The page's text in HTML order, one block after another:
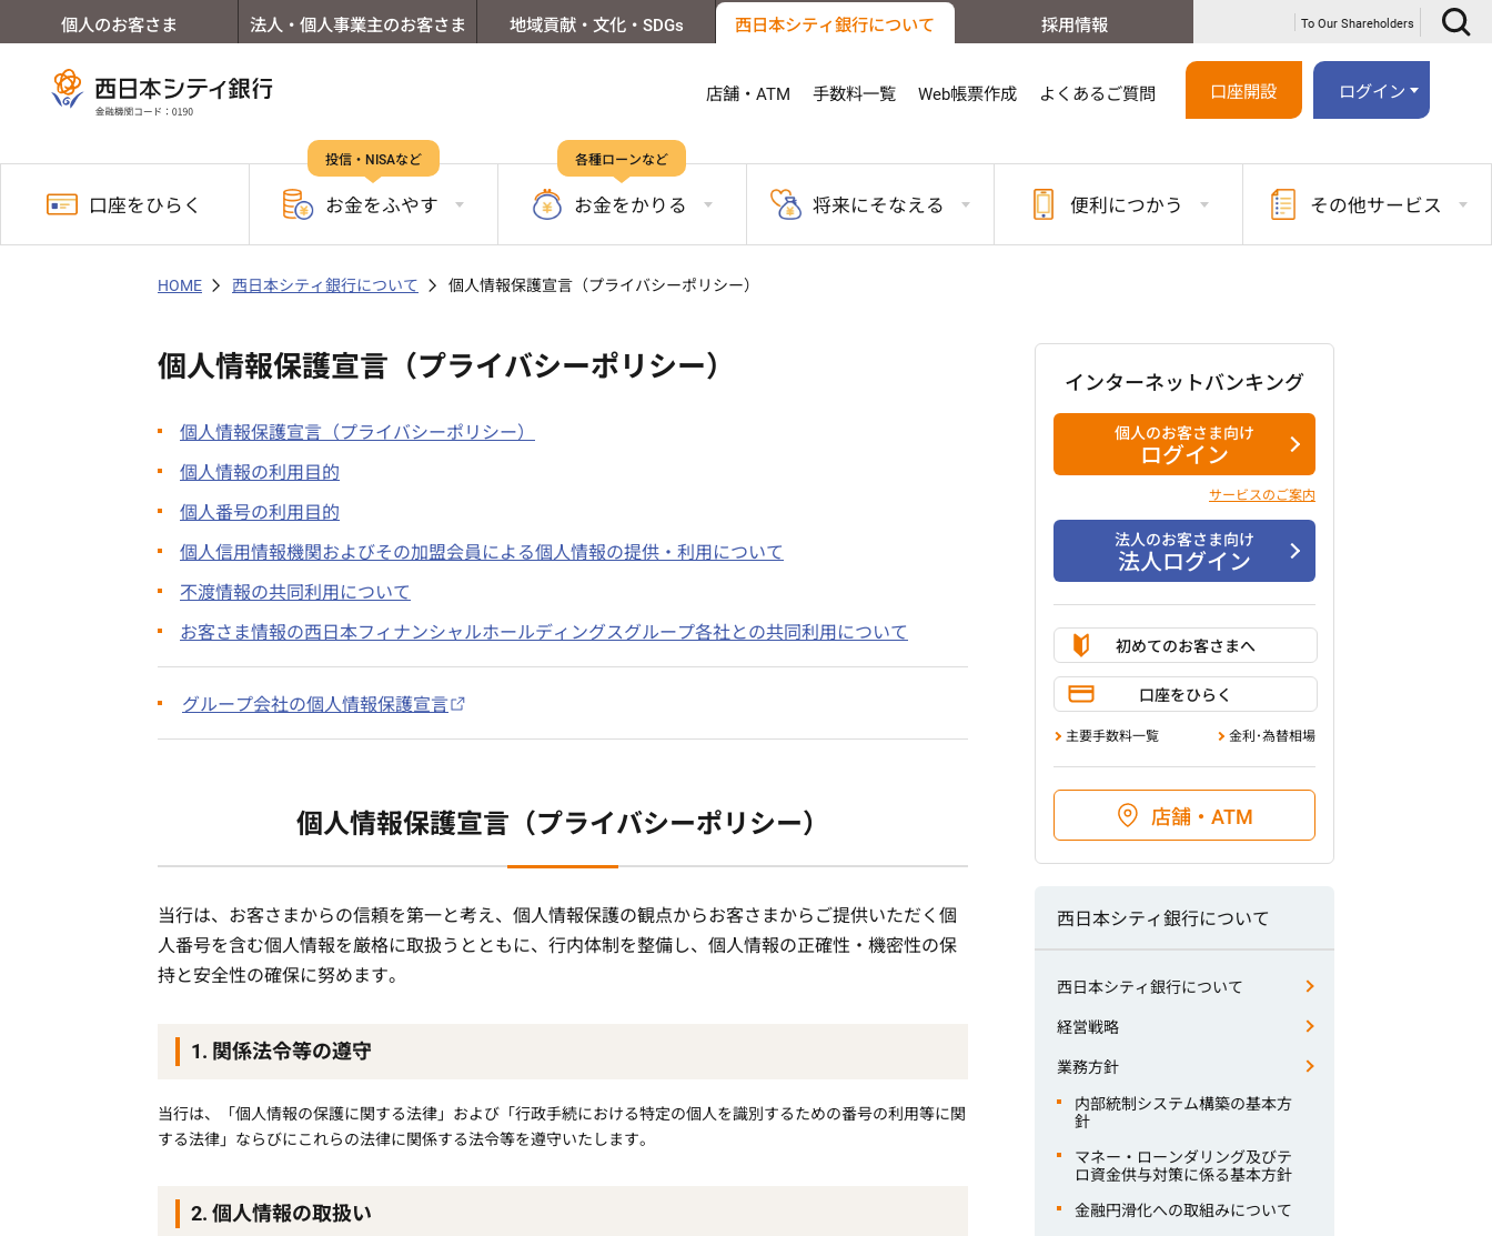
個人のお客さま 法人・個人事業主のお客さま 地域貢献・文化・SDGs 西日本シティ銀行について 採用情報 To Our Shareholders
店舗・ATM 手数料一覧 Web帳票作成 よくあるご質問 口座開設 ログイン
口座を ひらく
投信・NISAなど
お金をふやす
各種ローンなど
お金をかりる 将来にそなえる 便利につかう その他サービス
HOME 西日本シティ銀行について 個人情報保護宣言（プライバシーポリシー）
個人情報保護宣言（プライバシーポリシー）
個人情報保護宣言（プライバシーポリシー）
個人情報の利用目的
個人番号の利用目的
個人信用情報機関およびその加盟会員による個人情報の提供・利用について
不渡情報の共同利用について
お客さま情報の西日本フィナンシャルホールディングスグループ各社との共同利用について
グループ会社の個人情報保護宣言
個人情報保護宣言（プライバシーポリシー）
当行は、お客さまからの信頼を第一と考え、個人情報保護の観点からお客さまからご提供いただく個
人番号を含む個人情報を厳格に取扱うとともに、行内体制を整備し、個人情報の正確性・機密性の保
持と安全性の確保に努めます。
1. 関係法令等の遵守
当行は、「個人情報の保護に関する法律」および「行政手続における特定の個人を識別するための番号の利用等に関
する法律」ならびにこれらの法律に関係する法令等を遵守いたします。
2. 個人情報の取扱い
インターネットバンキング
個人のお客さま向け
ログイン
サービスのご案内
法人のお客さま向け
法人ログイン
初めてのお客さまへ
口座をひらく
主要手数料一覧 金利･為替相場
店舗・ATM
西日本シティ銀行について
西日本シティ銀行について
経営戦略
業務方針
内部統制システム構築の基本方
針
マネー・ローンダリング及びテ
ロ資金供与対策に係る基本方針
金融円滑化への取組みについて